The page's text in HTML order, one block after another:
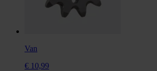
Van
€ 10,99